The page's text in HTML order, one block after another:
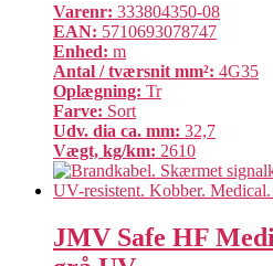
Varenr: 333804350-08
EAN: 5710693078747
Enhed: m
Antal / tværsnit mm²: 4G35
Oplægning: Tr
Farve: Sort
Udv. dia ca. mm: 32,7
Vægt, kg/km: 2610
JMV Safe HF